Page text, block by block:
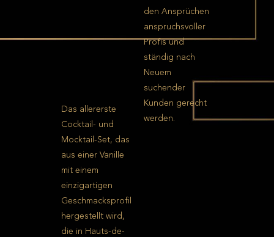
Das allererste
Cocktail- und
Mocktail-Set, das
aus einer Vanille
mit einem
einzigartigen
Geschmacksprofil
hergestellt wird,
die in Hauts-de-
den Ansprüchen
anspruchsvoller
Profis und
ständig nach
Neuem
suchender
Kunden gerecht
werden.